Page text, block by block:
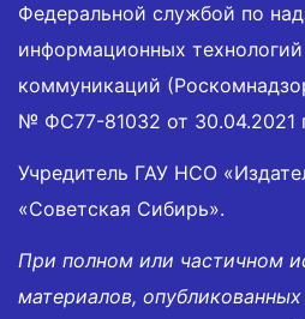
Федеральной службой по
информационных
коммуникаций
№ ФС77-81032 от 30.04.2021
Учредитель ГАУ НСО
«Советская Сибирь».
При полном или частичном
материалов, опубликованных